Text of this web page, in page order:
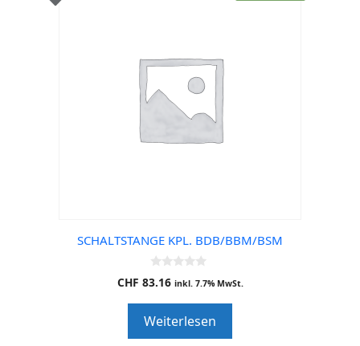
SCHALTSTANGE KPL. BDB/BBM/BSM
0
o
o
f
5
CHF 83.16 inkl. 7.7% MwSt.
Weiterlesen